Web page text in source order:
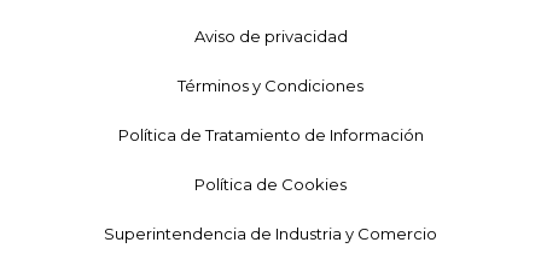
Aviso de privacidad
Términos y Condiciones
Política de Tratamiento de Información
Política de Cookies
Superintendencia de Industria y Comercio